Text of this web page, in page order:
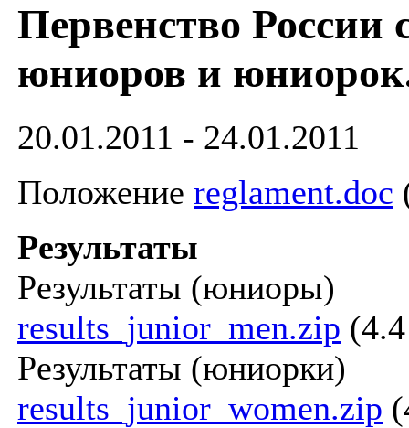
Первенство России
юниоров и
20.01.2011 - 24.01.2011
Положение reglament.doc
Результаты
Результаты (юниоры)
results_junior_men.zip
Результаты (юниорки)
results_junior_women.zip